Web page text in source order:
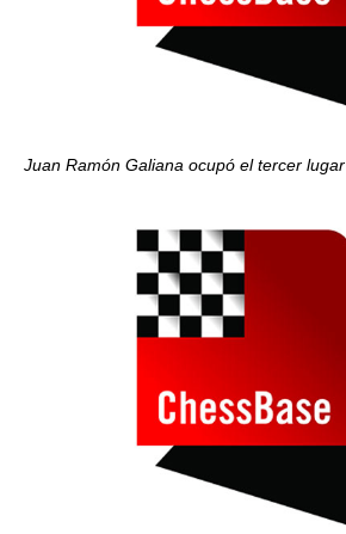
Juan Ramón Galiana ocupó el tercer lugar